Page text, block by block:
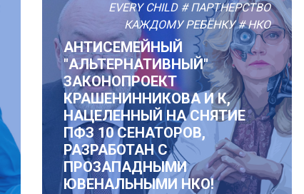
EVERY CHILD # ПАРТНЕРСТВО
КАЖДОМУ РЕБЁНКУ # НКО
АНТИСЕМЕЙНЫЙ
"АЛЬТЕРНАТИВНЫЙ"
ЗАКОНОПРОЕКТ
КРАШЕНИННИКОВА И К,
НАЦЕЛЕННЫЙ НА СНЯТИЕ
ПФЗ 10 СЕНАТОРОВ,
РАЗРАБОТАН С
ПРОЗАПАДНЫМИ
ЮВЕНАЛЬНЫМИ НКО!